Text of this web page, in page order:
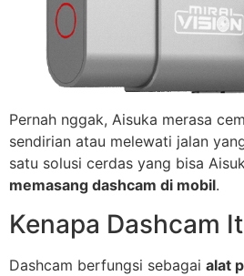
Pernah nggak, Aisuka merasa
sendirian atau melewati jalan
satu solusi cerdas yang bisa
memasang dashcam di mobil.
Kenapa Dashcam
Dashcam berfungsi sebagai alat